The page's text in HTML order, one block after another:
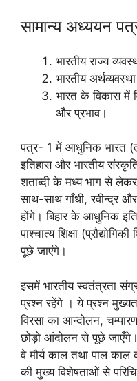
सामान्य अध्ययन
भारतीय राज्य
भारतीय
भारत के विकास में
और प्रभाव।
पत्र- 1 में आधुनिक भारत
इतिहास और भारतीय
शताब्दी के मध्य भाग से
साथ-साथ गाँधी, रवीन्द्र
होंगे। बिहार के आधुनिक
पाश्चात्य शिक्षा
पूछे जाएंगे।
इसमें भारतीय स्वतंत्रता
प्रश्न रहेंगे । ये प्रश्न
विरसा का आन्दोलन,
छोड़ो आंदोलन से पूछे जाएँगे।
वे मौर्य काल तथा पाल
की मुख्य विशेषताओं से